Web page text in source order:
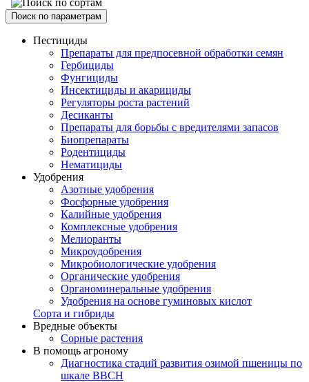
Поиск по параметрам
Пестициды
Препараты для предпосевной обработки семян
Гербициды
Фунгициды
Инсектициды и акарициды
Регуляторы роста растений
Десиканты
Препараты для борьбы с вредителями запасов
Биопрепараты
Родентициды
Нематициды
Удобрения
Азотные удобрения
Фосфорные удобрения
Калийные удобрения
Комплексные удобрения
Мелиоранты
Микроудобрения
Микробиологические удобрения
Органические удобрения
Органоминеральные удобрения
Удобрения на основе гуминовых кислот
Сорта и гибриды
Вредные объекты
Сорные растения
В помощь агроному
Диагностика стадий развития озимой пшеницы по
шкале ВВСН